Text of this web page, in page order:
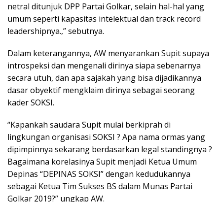
netral ditunjuk DPP Partai Golkar, selain hal-hal yang
umum seperti kapasitas intelektual dan track record
leadershipnya.,” sebutnya.
Dalam keterangannya, AW menyarankan Supit supaya
introspeksi dan mengenali dirinya siapa sebenarnya
secara utuh, dan apa sajakah yang bisa dijadikannya
dasar obyektif mengklaim dirinya sebagai seorang
kader SOKSI.
“Kapankah saudara Supit mulai berkiprah di
lingkungan organisasi SOKSI ? Apa nama ormas yang
dipimpinnya sekarang berdasarkan legal standingnya ?
Bagaimana korelasinya Supit menjadi Ketua Umum
Depinas “DEPINAS SOKSI” dengan kedudukannya
sebagai Ketua Tim Sukses BS dalam Munas Partai
Golkar 2019?” ungkap AW.